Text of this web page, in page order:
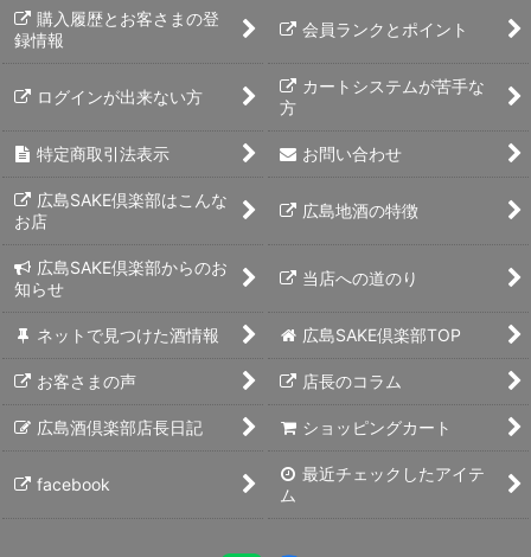
購入履歴とお客さまの登
録情報
会員ランクとポイント
ログインが出来ない方
カートシステムが苦手な
方
特定商取引法表示 お問い合わせ
広島SAKE倶楽部はこんな
お店
広島地酒の特徴
広島SAKE倶楽部からのお
知らせ
当店への道のり
ネットで見つけた酒情報 広島SAKE倶楽部TOP
お客さまの声 店長のコラム
広島酒倶楽部店長日記 ショッピングカート
facebook
最近チェックしたアイテ
ム